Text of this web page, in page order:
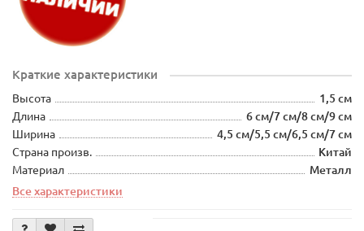
Краткие характеристики
Высота
1,5 см
Длина
6 см/7 см/8 см/9 см
Ширина
4,5 см/5,5 см/6,5 см/7 см
Страна произв.
Китай
Материал
Металл
Все характеристики